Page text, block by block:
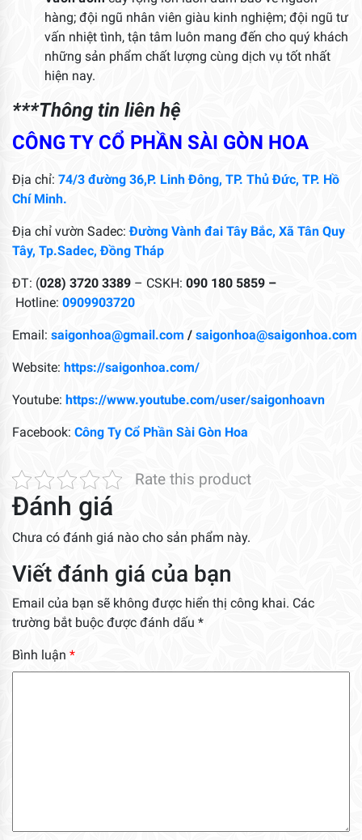
hàng; đội ngũ nhân viên giàu kinh nghiệm; đội ngũ tư
vấn nhiệt tình, tận tâm luôn mang đến cho quý khách
những sản phẩm chất lượng cùng dịch vụ tốt nhất
hiện nay.
***Thông tin liên hệ
CÔNG TY CỔ PHẦN SÀI GÒN HOA
Địa chỉ: 74/3 đường 36,P. Linh Đông, TP. Thủ Đức, TP. Hồ
Chí Minh.
Địa chỉ vườn Sadec:Đường Vành đai Tây Bắc, Xã Tân Quy
Tây, Tp.Sadec, Đồng Tháp
ĐT: (028) 3720 3389 – CSKH: 090 180 5859 –
Hotline: 0909903720
Email: saigonhoa@gmail.com / saigonhoa@saigonhoa.com
Website: https://saigonhoa.com/
Youtube: https://www.youtube.com/user/saigonhoavn
Facebook: Công Ty Cổ Phần Sài Gòn Hoa
Rate this product
Đánh giá
Chưa có đánh giá nào cho sản phẩm này.
Viết đánh giá của bạn
Email của bạn sẽ không được hiển thị công khai. Các
trường bắt buộc được đánh dấu *
Bình luận *